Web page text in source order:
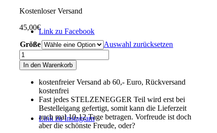
Link zu Facebook
Link zu Instagram
Kostenloser Versand
45,00€
Größe
Auswahl zurücksetzen
Performance-
Sport-
Poloshirt
„Typo-
azurblau
Menge
In den Warenkorb
kostenfreier Versand ab 60,- Euro, Rückversand
kostenfrei
Fast jedes STELZENEGGER Teil wird erst bei
Bestelleigang gefertigt, somit kann die Lieferzeit
auch mal 10-12 Tage betragen. Vorfreude ist doch
aber die schönste Freude, oder?